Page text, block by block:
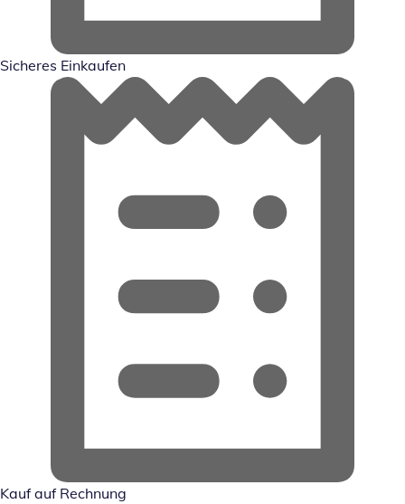
Sicheres Einkaufen
Kauf auf Rechnung